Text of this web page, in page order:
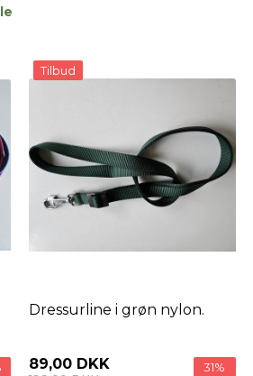
Tilbud
Dressurline i grøn nylon.
89,00 DKK 31%